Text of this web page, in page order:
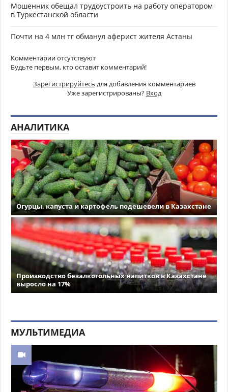
Мошенник обещал трудоустроить на работу оператором
в Туркестанской области
Почти на 4 млн тг обманул аферист жителя Астаны
Комментарии отсутствуют
Будьте первым, кто оставит комментарий!
Зарегистрируйтесь для добавления комментариев
Уже зарегистрированы? Вход
АНАЛИТИКА
Огурцы, капуста и картофель подешевели в Казахстане
Производство безалкогольных напитков в Казахстане
выросло на 17%
МУЛЬТИМЕДИА